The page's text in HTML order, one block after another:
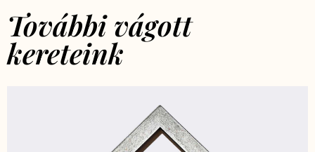
További vágott
kereteink